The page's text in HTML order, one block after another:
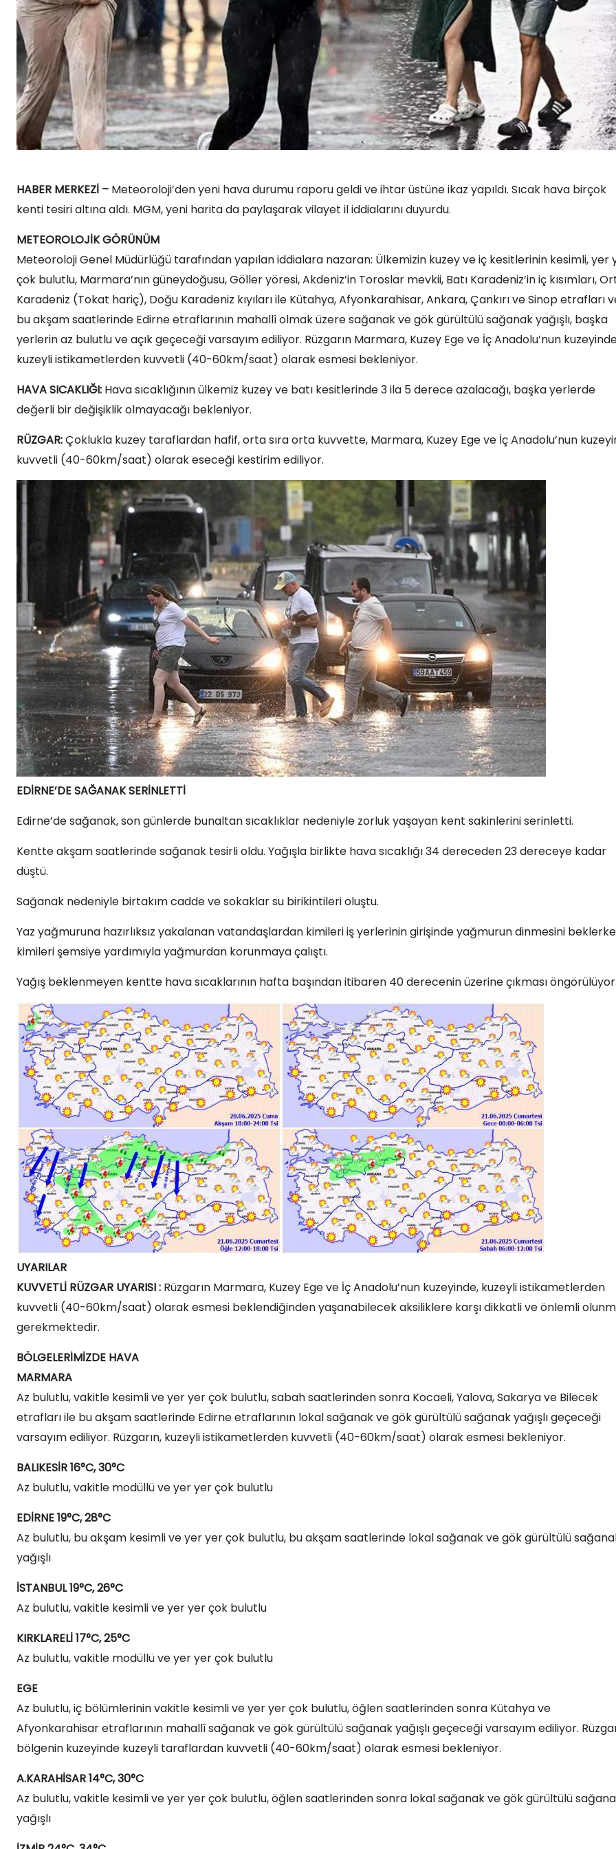
HABER MERKEZİ – Meteoroloji’den yeni hava durumu raporu geldi ve ihtar üstüne ikaz yapıldı. Sıcak hava birçok
kenti tesiri altına aldı. MGM, yeni harita da paylaşarak vilayet il iddialarını duyurdu.
METEOROLOJİK GÖRÜNÜM
Meteoroloji Genel Müdürlüğü tarafından yapılan iddialara nazaran: Ülkemizin kuzey ve iç kesitlerinin kesimli, yer
çok bulutlu, Marmara’nın güneydoğusu, Göller yöresi, Akdeniz’in Toroslar mevkii, Batı Karadeniz’in iç kısımları,
Karadeniz (Tokat hariç), Doğu Karadeniz kıyıları ile Kütahya, Afyonkarahisar, Ankara, Çankırı ve Sinop etrafları
bu akşam saatlerinde Edirne etraflarının mahallî olmak üzere sağanak ve gök gürültülü sağanak yağışlı, başka
yerlerin az bulutlu ve açık geçeceği varsayım ediliyor. Rüzgarın Marmara, Kuzey Ege ve İç Anadolu’nun
kuzeyli istikametlerden kuvvetli (40-60km/saat) olarak esmesi bekleniyor.
HAVA SICAKLIĞI: Hava sıcaklığının ülkemiz kuzey ve batı kesitlerinde 3 ila 5 derece azalacağı, başka yerlerde
değerli bir değişiklik olmayacağı bekleniyor.
RÜZGAR:Çoklukla kuzey taraflardan hafif, orta sıra orta kuvvette, Marmara, Kuzey Ege ve İç Anadolu’nun
kuvvetli (40-60km/saat) olarak eseceği kestirim ediliyor.
EDİRNE’DE SAĞANAK SERİNLETTİ
Edirne’de sağanak, son günlerde bunaltan sıcaklıklar nedeniyle zorluk yaşayan kent sakinlerini serinletti.
Kentte akşam saatlerinde sağanak tesirli oldu. Yağışla birlikte hava sıcaklığı 34 dereceden 23 dereceye kadar
düştü.
Sağanak nedeniyle birtakım cadde ve sokaklar su birikintileri oluştu.
Yaz yağmuruna hazırlıksız yakalanan vatandaşlardan kimileri iş yerlerinin girişinde yağmurun dinmesini
kimileri şemsiye yardımıyla yağmurdan korunmaya çalıştı.
Yağış beklenmeyen kentte hava sıcaklarının hafta başından itibaren 40 derecenin üzerine çıkması
UYARILAR
KUVVETLİ RÜZGAR UYARISI : Rüzgarın Marmara, Kuzey Ege ve İç Anadolu’nun kuzeyinde, kuzeyli istikametlerden
kuvvetli (40-60km/saat) olarak esmesi beklendiğinden yaşanabilecek aksiliklere karşı dikkatli ve önlemli
gerekmektedir.
BÖLGELERİMİZDE HAVA
MARMARA
Az bulutlu, vakitle kesimli ve yer yer çok bulutlu, sabah saatlerinden sonra Kocaeli, Yalova, Sakarya ve Bilecek
etrafları ile bu akşam saatlerinde Edirne etraflarının lokal sağanak ve gök gürültülü sağanak yağışlı geçeceği
varsayım ediliyor. Rüzgarın, kuzeyli istikametlerden kuvvetli (40-60km/saat) olarak esmesi bekleniyor.
BALIKESİR 16°C, 30°C
Az bulutlu, vakitle modüllü ve yer yer çok bulutlu
EDİRNE 19°C, 28°C
Az bulutlu, bu akşam kesimli ve yer yer çok bulutlu, bu akşam saatlerinde lokal sağanak ve gök gürültülü
yağışlı
İSTANBUL 19°C, 26°C
Az bulutlu, vakitle kesimli ve yer yer çok bulutlu
KIRKLARELİ 17°C, 25°C
Az bulutlu, vakitle modüllü ve yer yer çok bulutlu
EGE
Az bulutlu, iç bölümlerinin vakitle kesimli ve yer yer çok bulutlu, öğlen saatlerinden sonra Kütahya ve
Afyonkarahisar etraflarının mahallî sağanak ve gök gürültülü sağanak yağışlı geçeceği varsayım ediliyor.
bölgenin kuzeyinde kuzeyli taraflardan kuvvetli (40-60km/saat) olarak esmesi bekleniyor.
A.KARAHİSAR 14°C, 30°C
Az bulutlu, vakitle kesimli ve yer yer çok bulutlu, öğlen saatlerinden sonra lokal sağanak ve gök gürültülü
yağışlı